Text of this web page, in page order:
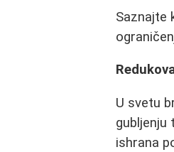
Saznajte
U svetu
gubljenju
ishrana